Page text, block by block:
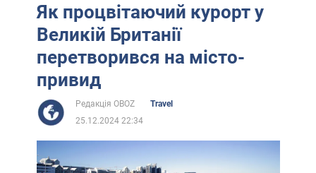
Як процвітаючий курорт у
Великій Британії
перетворився на місто-
привид
Редакція OBOZ
Travel
25.12.2024 22:34